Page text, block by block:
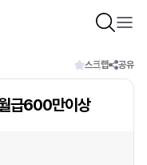
스크랩 공유
급600만이상